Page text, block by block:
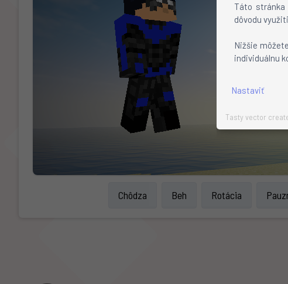
Táto
dôvodu
Nižšie
individuálnu
Nastaviť
Tasty vector
Chôdza Beh Rotácia